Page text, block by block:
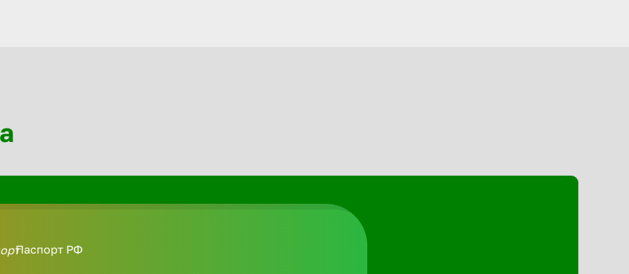
Паспорт РФ